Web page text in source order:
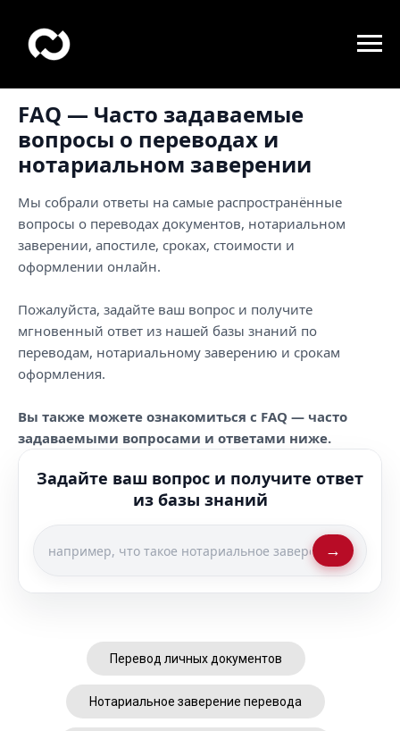
FAQ — Часто задаваемые
вопросы о переводах и
нотариальном заверении
Мы собрали ответы на самые распространённые
вопросы о переводах документов, нотариальном
заверении, апостиле, сроках, стоимости и
оформлении онлайн.
Пожалуйста, задайте ваш вопрос и получите
мгновенный ответ из нашей базы знаний по
переводам, нотариальному заверению и срокам
оформления.
Вы также можете ознакомиться с FAQ — часто
задаваемыми вопросами и ответами ниже.
Задайте ваш вопрос и получите ответ
из базы знаний
→
Перевод личных документов
Нотариальное заверение перевода